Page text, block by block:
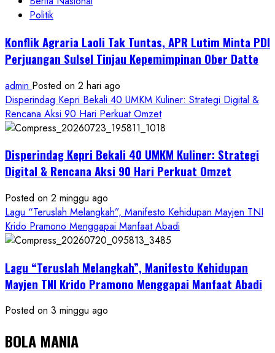
Politik
Konflik Agraria Laoli Tak Tuntas, APR Lutim Minta PDI
Perjuangan Sulsel Tinjau Kepemimpinan Ober Datte
admin Posted on 2 hari ago
Disperindag Kepri Bekali 40 UMKM Kuliner: Strategi Digital &
Rencana Aksi 90 Hari Perkuat Omzet
Disperindag Kepri Bekali 40 UMKM Kuliner: Strategi
Digital & Rencana Aksi 90 Hari Perkuat Omzet
Posted on 2 minggu ago
Lagu “Teruslah Melangkah”, Manifesto Kehidupan Mayjen TNI
Krido Pramono Menggapai Manfaat Abadi
Lagu “Teruslah Melangkah”, Manifesto Kehidupan
Mayjen TNI Krido Pramono Menggapai Manfaat Abadi
Posted on 3 minggu ago
BOLA MANIA